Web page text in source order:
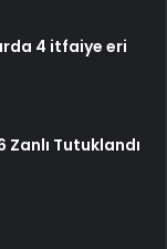
4 itfaiye eri
Tutuklandı